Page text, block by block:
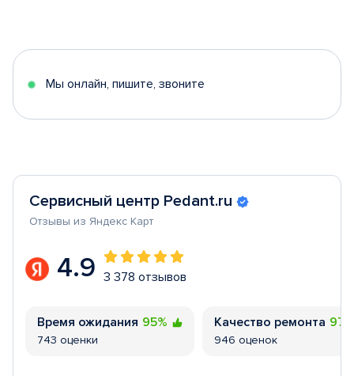
5
Мы онлайн, пишите, звоните
Сервисный центр Pedant.ru
Отзывы из Яндекс Карт
4.9 3 378 отзывов
Время ожидания 95%
743 оценки
Качество ремонта
946 оценок